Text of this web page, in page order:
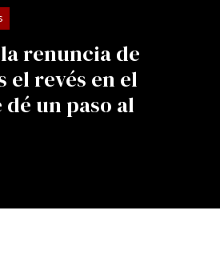
renuncia de
revés en el
dé un paso al